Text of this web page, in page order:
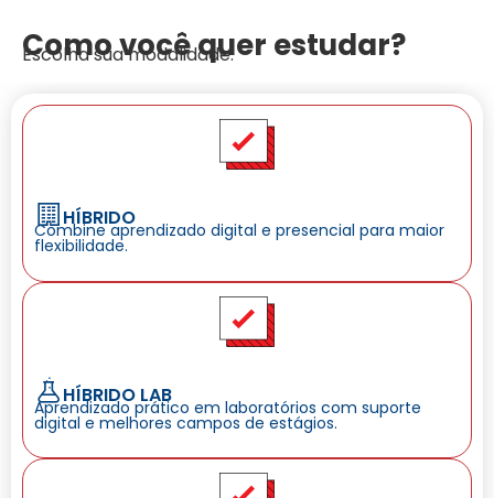
Como você quer estudar?
Escolha sua modalidade:
HÍBRIDO
Combine aprendizado digital e presencial para maior
flexibilidade.
HÍBRIDO LAB
Aprendizado prático em laboratórios com suporte
digital e melhores campos de estágios.